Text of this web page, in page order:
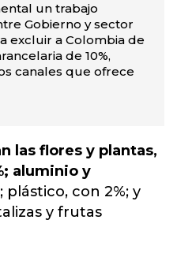
un trabajo
Gobierno y sector
excluir a Colombia de
de 10%,
canales que ofrece
las flores y plantas,
aluminio y
; plástico, con 2%; y
y frutas